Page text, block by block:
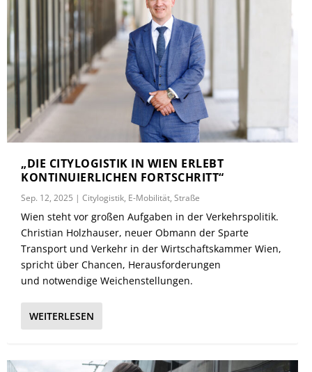
„DIE CITYLOGISTIK IN WIEN ERLEBT
KONTINUIERLICHEN FORTSCHRITT“
Sep. 12, 2025 |Citylogistik, E-Mobilität,Straße
Wien steht vor großen Aufgaben in der Verkehrspolitik.
Christian Holzhauser, neuer Obmann der Sparte
Transport und Verkehr in der Wirtschaftskammer Wien,
spricht über Chancen, Herausforderungen
und notwendige Weichenstellungen.
WEITERLESEN